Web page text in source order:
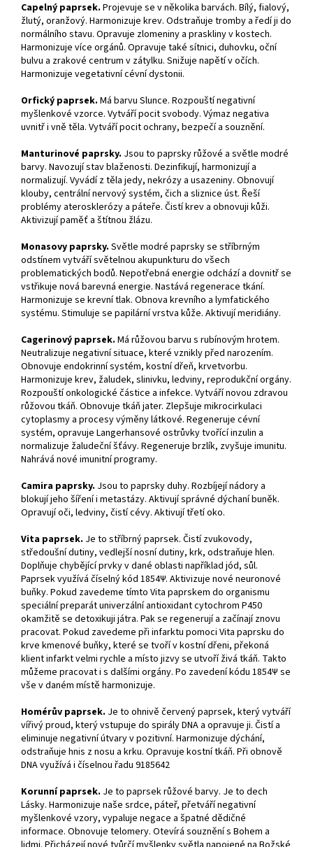
Capelný paprsek. Projevuje se v několika barvách. Bílý, fialový,
žlutý, oranžový. Harmonizuje krev. Odstraňuje tromby a ředí ji do
normálního stavu. Opravuje zlomeniny a praskliny v kostech.
Harmonizuje více orgánů. Opravuje také sítnici, duhovku, oční
bulvu a zrakové centrum v zátylku. Snižuje napětí v očích.
Harmonizuje vegetativní cévní dystonii.
Orfický paprsek. Má barvu Slunce. Rozpouští negativní
myšlenkové vzorce. Vytváří pocit svobody. Výmaz negativa
uvnitř i vně těla. Vytváří pocit ochrany, bezpečí a souznění.
Manturinové paprsky. Jsou to paprsky růžové a světle modré
barvy. Navozují stav blaženosti. Dezinfikují, harmonizují a
normalizují. Vyvádí z těla jedy, nekrózy a usazeniny. Obnovují
klouby, centrální nervový systém, čich a sliznice úst. Řeší
problémy aterosklerózy a páteře. Čistí krev a obnovuji kůži.
Aktivizují paměť a štítnou žlázu.
Monasovy paprsky. Světle modré paprsky se stříbrným
odstínem vytváří světelnou akupunkturu do všech
problematických bodů. Nepotřebná energie odchází a dovnitř se
vstřikuje nová barevná energie. Nastává regenerace tkání.
Harmonizuje se krevní tlak. Obnova krevního a lymfatického
systému. Stimuluje se papilární vrstva kůže. Aktivují meridiány.
Cagerinový paprsek. Má růžovou barvu s rubínovým hrotem.
Neutralizuje negativní situace, které vznikly před narozením.
Obnovuje endokrinní systém, kostní dřeň, krvetvorbu.
Harmonizuje krev, žaludek, slinivku, ledviny, reprodukční orgány.
Rozpouští onkologické částice a infekce. Vytváří novou zdravou
růžovou tkáň. Obnovuje tkáň jater. Zlepšuje mikrocirkulaci
cytoplasmy a procesy výměny látkové. Regeneruje cévní
systém, opravuje Langerhansové ostrůvky tvořící inzulin a
normalizuje žaludeční šťávy. Regeneruje brzlík, zvyšuje imunitu.
Nahrává nové imunitní programy.
Camira paprsky. Jsou to paprsky duhy. Rozbíjejí nádory a
blokují jeho šíření i metastázy. Aktivují správné dýchaní buněk.
Opravují oči, ledviny, čistí cévy. Aktivují třetí oko.
Vita paprsek. Je to stříbrný paprsek. Čistí zvukovody,
středoušní dutiny, vedlejší nosní dutiny, krk, odstraňuje hlen.
Doplňuje chybějící prvky v dané oblasti například jód, sůl.
Paprsek využívá číselný kód 1854Ψ. Aktivizuje nové neuronové
buňky. Pokud zavedeme tímto Vita paprskem do organismu
speciální preparát univerzální antioxidant cytochrom P450
okamžitě se detoxikuji játra. Pak se regenerují a začínají znovu
pracovat. Pokud zavedeme při infarktu pomoci Vita paprsku do
krve kmenové buňky, které se tvoří v kostní dřeni, překoná
klient infarkt velmi rychle a místo jizvy se utvoří živá tkáň. Takto
můžeme pracovat i s dalšími orgány. Po zavedení kódu 1854Ψ se
vše v daném místě harmonizuje.
Homérův paprsek. Je to ohnivě červený paprsek, který vytváří
vířivý proud, který vstupuje do spirály DNA a opravuje ji. Čistí a
eliminuje negativní útvary v pozitivní. Harmonizuje dýchání,
odstraňuje hnis z nosu a krku. Opravuje kostní tkáň. Při obnově
DNA využívá i číselnou řadu 9185642
Korunní paprsek. Je to paprsek růžové barvy. Je to dech
Lásky. Harmonizuje naše srdce, páteř, přetváří negativní
myšlenkové vzory, vypaluje negace a špatné dědičné
informace. Obnovuje telomery. Otevírá souznění s Bohem a